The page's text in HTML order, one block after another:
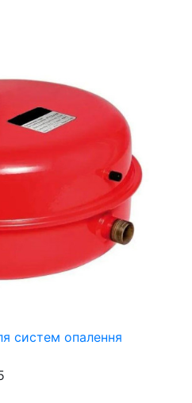
систем опалення